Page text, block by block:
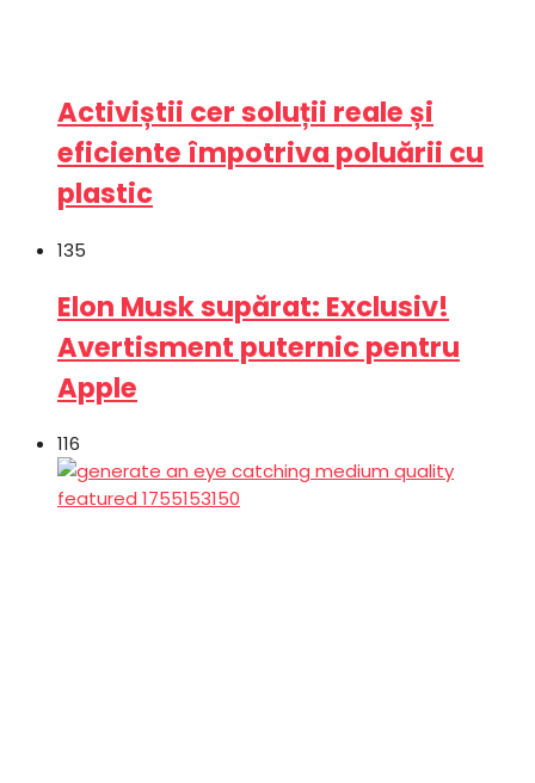
Activiștii cer soluții reale și
eficiente împotriva poluării cu
plastic
135
Elon Musk supărat: Exclusiv!
Avertisment puternic pentru
Apple
116